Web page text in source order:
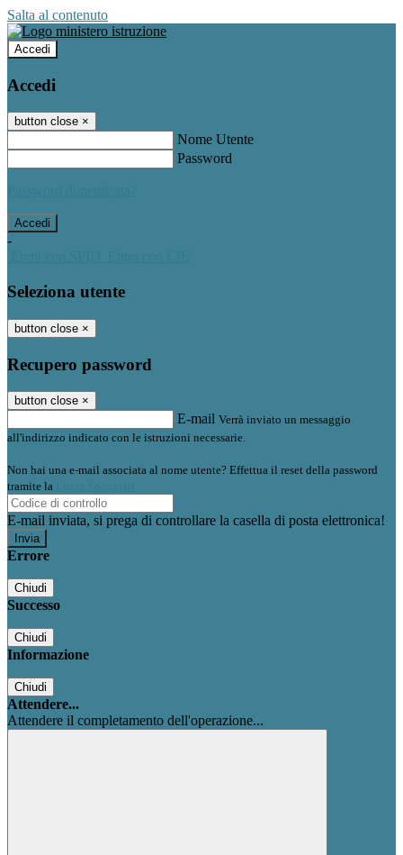
Salta al contenuto
Accedi
Accedi
button close ×
Nome Utente
Password
-
Seleziona utente
button close ×
Recupero password
button close ×
E-mail Verrà inviato un messaggio
all'indirizzo indicato con le istruzioni necessarie.
Non hai una e-mail associata al nome utente? Effettua il reset della password
tramite la
E-mail inviata, si prega di controllare la casella di posta elettronica!
Errore
Chiudi
Successo
Chiudi
Informazione
Chiudi
Attendere...
Attendere il completamento dell'operazione...